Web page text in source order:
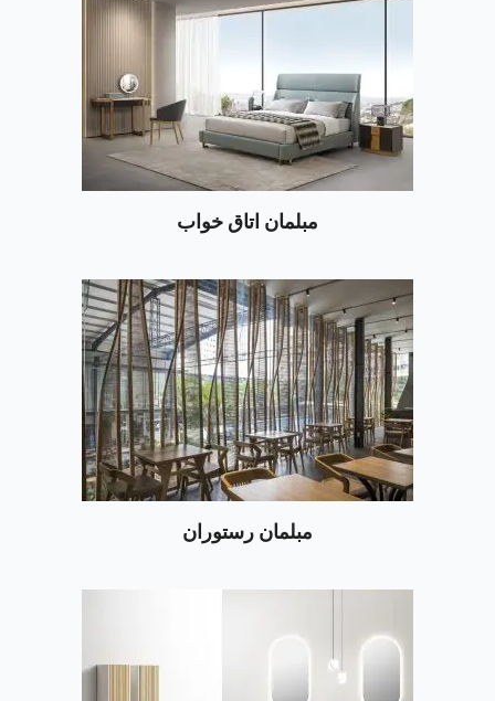
مبلمان اتاق خواب
مبلمان رستوران